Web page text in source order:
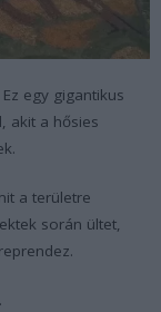
egy gigantikus
akit a hősies
a területre
során ültet,